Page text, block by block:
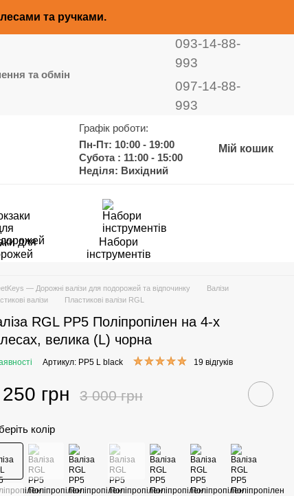
та ручками.
та обмін
093-14-88-
993
097-14-88-
993
Графік роботи:
Пн-Пт: 10:00 - 19:00
Субота : 11:00 - 15:00
Неділя: Вихідний
Мій кошик
для
Набори
інструментів
— Дорожні валізи для подорожей та відпочинку
Валізи
валізи
Пластикові валізи RGL
RGL PP5 Поліпропілен на 4-х
велика (L) чорна
Артикул: PP5 L black 19 відгуків
грн 3 000 грн
колір